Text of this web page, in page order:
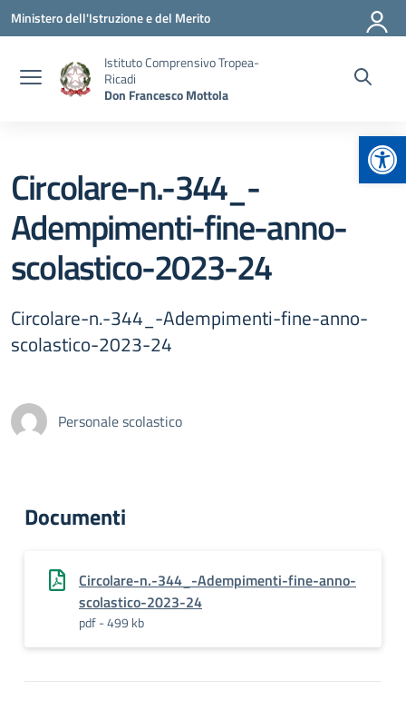
Vai ai contenuti
Vai al menu di navigazione
Vai al footer
Ministero dell'Istruzione e del Merito
Istituto Comprensivo Tropea-
Ricadi
Don Francesco Mottola
Circolare-n.-344_-
Adempimenti-fine-anno-
scolastico-2023-24
Circolare-n.-344_-Adempimenti-fine-anno-
scolastico-2023-24
Personale scolastico
Documenti
Circolare-n.-344_-Adempimenti-fine-anno-
scolastico-2023-24
pdf - 499 kb